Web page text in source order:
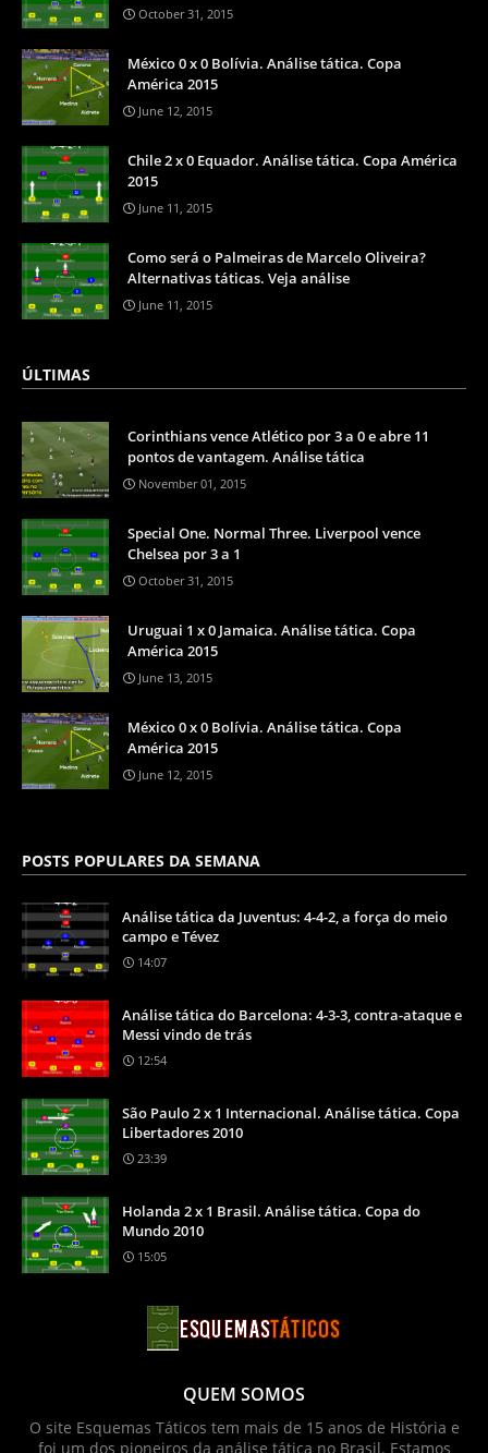
October 31, 2015
México 0 x 0 Bolívia. Análise tática. Copa
América 2015
June 12, 2015
Chile 2 x 0 Equador. Análise tática. Copa América
2015
June 11, 2015
Como será o Palmeiras de Marcelo Oliveira?
Alternativas táticas. Veja análise
June 11, 2015
ÚLTIMAS
Corinthians vence Atlético por 3 a 0 e abre 11
pontos de vantagem. Análise tática
November 01, 2015
Special One. Normal Three. Liverpool vence
Chelsea por 3 a 1
October 31, 2015
Uruguai 1 x 0 Jamaica. Análise tática. Copa
América 2015
June 13, 2015
México 0 x 0 Bolívia. Análise tática. Copa
América 2015
June 12, 2015
POSTS POPULARES DA SEMANA
Análise tática da Juventus: 4-4-2, a força do meio
campo e Tévez
14:07
Análise tática do Barcelona: 4-3-3, contra-ataque e
Messi vindo de trás
12:54
São Paulo 2 x 1 Internacional. Análise tática. Copa
Libertadores 2010
23:39
Holanda 2 x 1 Brasil. Análise tática. Copa do
Mundo 2010
15:05
QUEM SOMOS
O site Esquemas Táticos tem mais de 15 anos de História e
foi um dos pioneiros da análise tática no Brasil. Estamos